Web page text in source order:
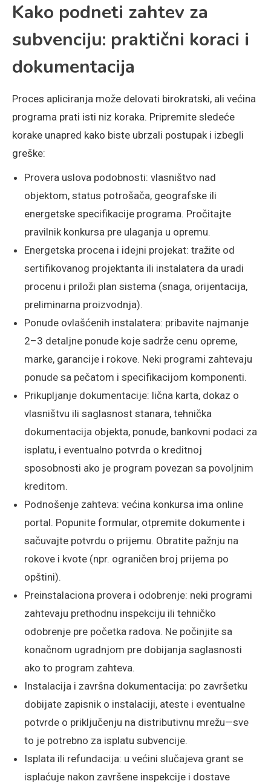
Kako podneti zahtev za
subvenciju: praktični koraci i
dokumentacija
Proces apliciranja može delovati birokratski, ali većina
programa prati isti niz koraka. Pripremite sledeće
korake unapred kako biste ubrzali postupak i izbegli
greške:
Provera uslova podobnosti: vlasništvo nad
objektom, status potrošača, geografske ili
energetske specifikacije programa. Pročitajte
pravilnik konkursa pre ulaganja u opremu.
Energetska procena i idejni projekat: tražite od
sertifikovanog projektanta ili instalatera da uradi
procenu i priloži plan sistema (snaga, orijentacija,
preliminarna proizvodnja).
Ponude ovlašćenih instalatera: pribavite najmanje
2–3 detaljne ponude koje sadrže cenu opreme,
marke, garancije i rokove. Neki programi zahtevaju
ponude sa pečatom i specifikacijom komponenti.
Prikupljanje dokumentacije: lična karta, dokaz o
vlasništvu ili saglasnost stanara, tehnička
dokumentacija objekta, ponude, bankovni podaci za
isplatu, i eventualno potvrda o kreditnoj
sposobnosti ako je program povezan sa povoljnim
kreditom.
Podnošenje zahteva: većina konkursa ima online
portal. Popunite formular, otpremite dokumente i
sačuvajte potvrdu o prijemu. Obratite pažnju na
rokove i kvote (npr. ograničen broj prijema po
opštini).
Preinstalaciona provera i odobrenje: neki programi
zahtevaju prethodnu inspekciju ili tehničko
odobrenje pre početka radova. Ne počinjite sa
konačnom ugradnjom pre dobijanja saglasnosti
ako to program zahteva.
Instalacija i završna dokumentacija: po završetku
dobijate zapisnik o instalaciji, ateste i eventualne
potvrde o priključenju na distributivnu mrežu—sve
to je potrebno za isplatu subvencije.
Isplata ili refundacija: u većini slučajeva grant se
isplaćuje nakon završene inspekcije i dostave